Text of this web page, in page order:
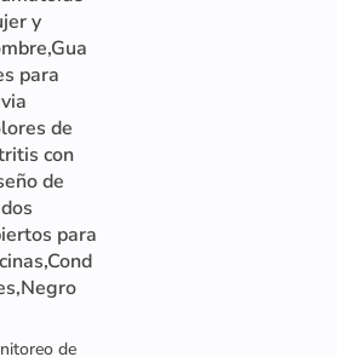
y
para
de
con
de
para
de